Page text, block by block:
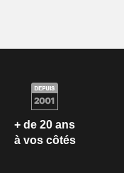
+ de 20 ans
à vos côtés